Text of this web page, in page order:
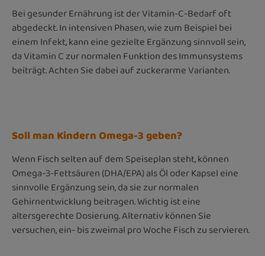
Bei gesunder Ernährung ist der Vitamin-C-Bedarf oft
abgedeckt. In intensiven Phasen, wie zum Beispiel bei
einem Infekt, kann eine gezielte Ergänzung sinnvoll sein,
da Vitamin C zur normalen Funktion des Immunsystems
beiträgt. Achten Sie dabei auf zuckerarme Varianten.
Soll man Kindern Omega-3 geben?
Wenn Fisch selten auf dem Speiseplan steht, können
Omega-3-Fettsäuren (DHA/EPA) als Öl oder Kapsel eine
sinnvolle Ergänzung sein, da sie zur normalen
Gehirnentwicklung beitragen. Wichtig ist eine
altersgerechte Dosierung. Alternativ können Sie
versuchen, ein- bis zweimal pro Woche Fisch zu servieren.